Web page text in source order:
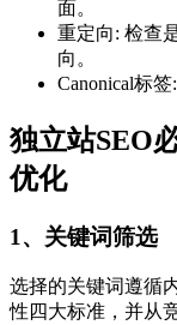
面。
重定向: 检查
向。
Canonical标
独立站SEO
优化
1、关键词筛选
选择的关键词遵循
性四大标准，并从